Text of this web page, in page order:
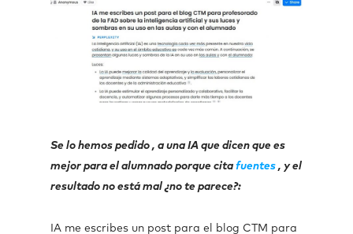
Se lo hemos pedido , a una IA que dicen que es
mejor para el alumnado porque cita fuentes , y el
resultado no está mal ¿no te parece?:
IA me escribes un post para el blog CTM para